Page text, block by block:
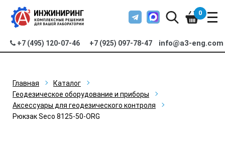
+7 (495) 120-07-46 +7 (925) 097-78-47 info@a3-eng.com
0
Главная
Каталог
Геодезическое оборудование и приборы
Аксессуары для геодезического контроля
Рюкзак Seco 8125-50-ORG